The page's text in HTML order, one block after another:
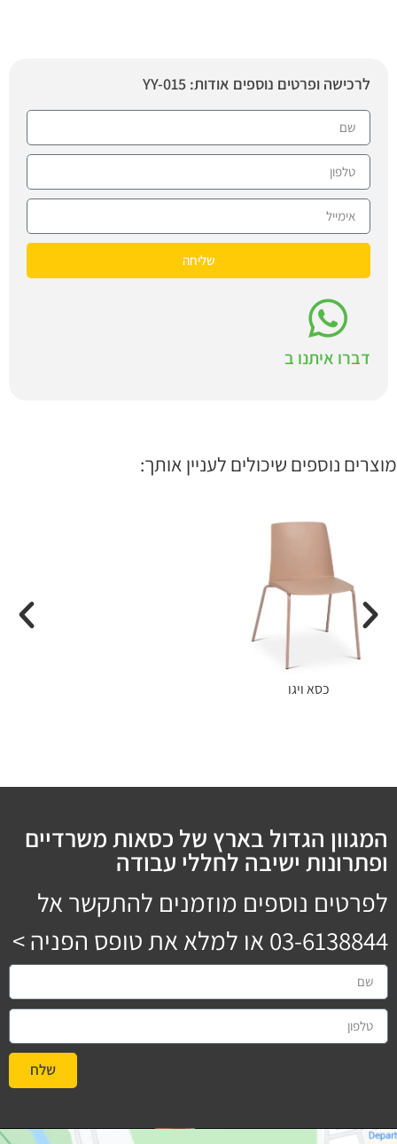
לרכישה ופרטים נוספים אודות: YY-015
שליחה
דברו איתנו ב
מוצרים נוספים שיכולים לעניין אותך:
כסא ויגו
המגוון הגדול בארץ של כסאות משרדיים
ופתרונות ישיבה לחללי עבודה
לפרטים נוספים מוזמנים להתקשר אל
03-6138844 או למלא את טופס הפניה >
שלח